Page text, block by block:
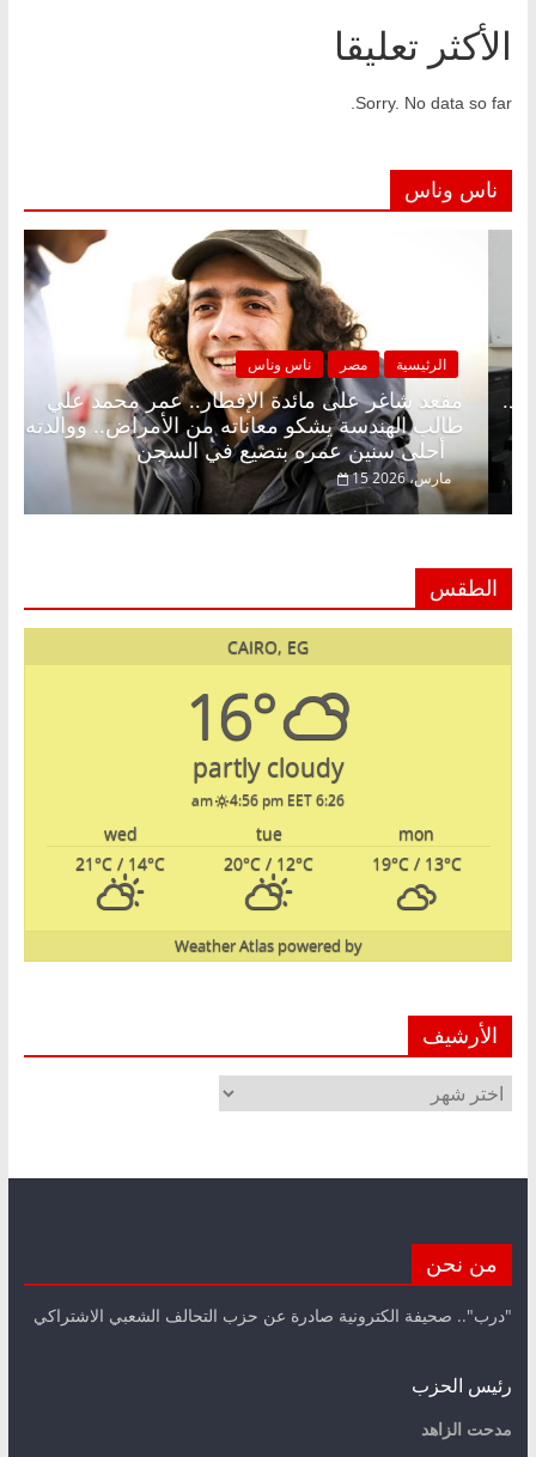
الأكثر تعليقا
Sorry. No data so far.
ناس وناس
الرئيسية
مقعد شاغر على
طالب الهندسة يشكو
أحلى سنين عمره بتضيع في السجن
15 مارس، 2026
ناس وناس
وبلكونة بلا زينة رمضان.. د.
خبير اقتصادي في انتظار حلم
الطقس
CAIRO, EG
16°
partly cloudy
6:26 am
4:56 pm EET
mon
tue
wed
19°C/ 13°C
20°C / 12°C
21°C / 14°C
powered by
Weather Atlas
الأرشيف
الأرشيف
من نحن
"درب".. صحيفة الكترونية صادرة عن حزب التحالف الشعبي الاشتراكي
رئيس الحزب
مدحت الزاهد